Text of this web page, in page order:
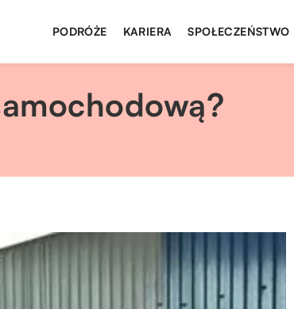
PODRÓŻE KARIERA SPOŁECZEŃSTWO